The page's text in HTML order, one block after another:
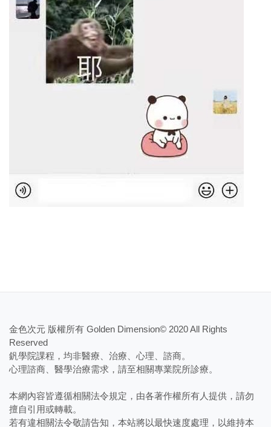
金色次元 版權所有 Golden Dimension© 2020 All Rights
Reserved
釩學院課程，均非醫療、治療、心理、諮商。
​心理諮商、醫學治療需求，請至相關專業院所診療。
本網內容皆遵循相關法令規定，由各著作權所有人提供，請勿
擅自引用或轉載。
若有違相關法令敬請告知，本站將以最快速度處理，以維持本